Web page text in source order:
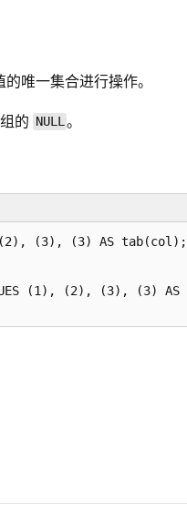
唯一集合进行操作。
的 NULL。
(2), (3), (3) AS tab(col);
(1), (2), (3), (3)